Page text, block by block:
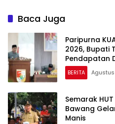
Baca Juga
Paripurna
2026, Bupati
Pendapatan
BERITA
Semarak
Bawang
Manis